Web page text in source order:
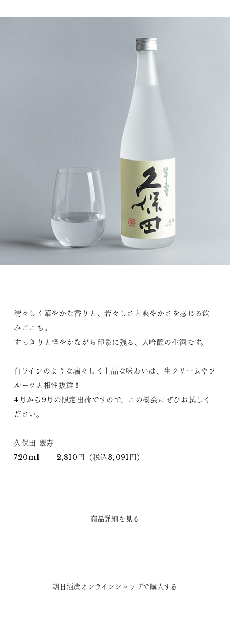
清々しく華やかな香りと、若々しさと爽やかさを感じる飲
みごこち。
すっきりと軽やかながら印象に残る、大吟醸の生酒です。
白ワインのような瑞々しく上品な味わいは、生クリームやフ
ルーツと相性抜群！
4月から9月の限定出荷ですので、この機会にぜひお試しく
ださい。
久保田 翠寿
720ml 2,810円（税込3,091円）
商品詳細を見る
朝日酒造オンラインショップで購入する